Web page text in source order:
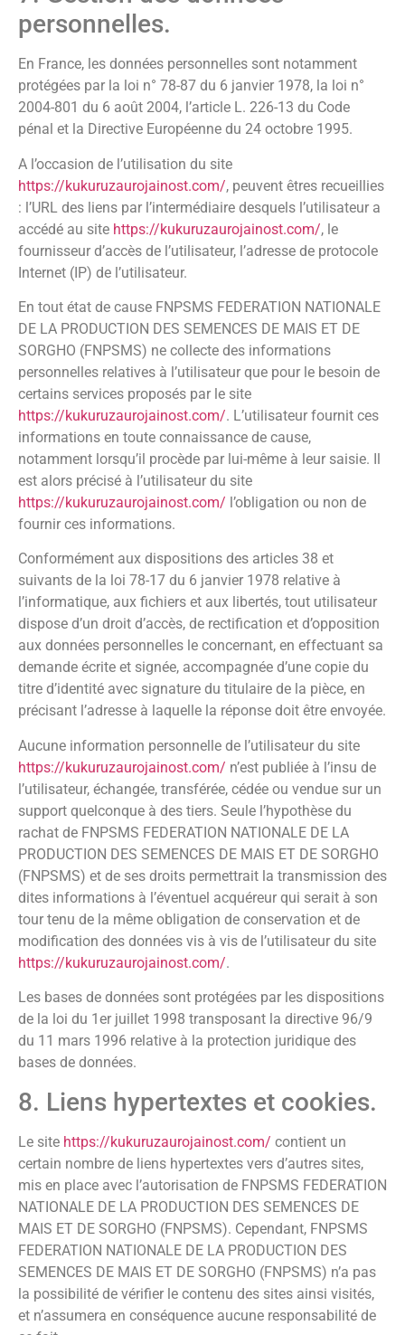
personnelles.
En France, les données personnelles sont notamment
protégées par la loi n° 78-87 du 6 janvier 1978, la loi n°
2004-801 du 6 août 2004, l’article L. 226-13 du Code
pénal et la Directive Européenne du 24 octobre 1995.
A l’occasion de l’utilisation du site
https://kukuruzaurojainost.com/, peuvent êtres recueillies
: l’URL des liens par l’intermédiaire desquels l’utilisateur a
accédé au site https://kukuruzaurojainost.com/, le
fournisseur d’accès de l’utilisateur, l’adresse de protocole
Internet (IP) de l’utilisateur.
En tout état de cause FNPSMS FEDERATION NATIONALE
DE LA PRODUCTION DES SEMENCES DE MAIS ET DE
SORGHO (FNPSMS) ne collecte des informations
personnelles relatives à l’utilisateur que pour le besoin de
certains services proposés par le site
https://kukuruzaurojainost.com/. L’utilisateur fournit ces
informations en toute connaissance de cause,
notamment lorsqu’il procède par lui-même à leur saisie. Il
est alors précisé à l’utilisateur du site
https://kukuruzaurojainost.com/ l’obligation ou non de
fournir ces informations.
Conformément aux dispositions des articles 38 et
suivants de la loi 78-17 du 6 janvier 1978 relative à
l’informatique, aux fichiers et aux libertés, tout utilisateur
dispose d’un droit d’accès, de rectification et d’opposition
aux données personnelles le concernant, en effectuant sa
demande écrite et signée, accompagnée d’une copie du
titre d’identité avec signature du titulaire de la pièce, en
précisant l’adresse à laquelle la réponse doit être envoyée.
Aucune information personnelle de l’utilisateur du site
https://kukuruzaurojainost.com/ n’est publiée à l’insu de
l’utilisateur, échangée, transférée, cédée ou vendue sur un
support quelconque à des tiers. Seule l’hypothèse du
rachat de FNPSMS FEDERATION NATIONALE DE LA
PRODUCTION DES SEMENCES DE MAIS ET DE SORGHO
(FNPSMS) et de ses droits permettrait la transmission des
dites informations à l’éventuel acquéreur qui serait à son
tour tenu de la même obligation de conservation et de
modification des données vis à vis de l’utilisateur du site
https://kukuruzaurojainost.com/.
Les bases de données sont protégées par les dispositions
de la loi du 1er juillet 1998 transposant la directive 96/9
du 11 mars 1996 relative à la protection juridique des
bases de données.
8. Liens hypertextes et cookies.
Le site https://kukuruzaurojainost.com/ contient un
certain nombre de liens hypertextes vers d’autres sites,
mis en place avec l’autorisation de FNPSMS FEDERATION
NATIONALE DE LA PRODUCTION DES SEMENCES DE
MAIS ET DE SORGHO (FNPSMS). Cependant, FNPSMS
FEDERATION NATIONALE DE LA PRODUCTION DES
SEMENCES DE MAIS ET DE SORGHO (FNPSMS) n’a pas
la possibilité de vérifier le contenu des sites ainsi visités,
et n’assumera en conséquence aucune responsabilité de